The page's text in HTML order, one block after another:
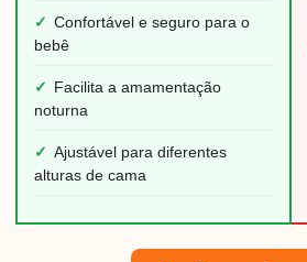
✓ Confortável e seguro para o
bebê
✓
Facilita a amamentação
noturna
✓ Ajustável para diferentes
alturas de cama